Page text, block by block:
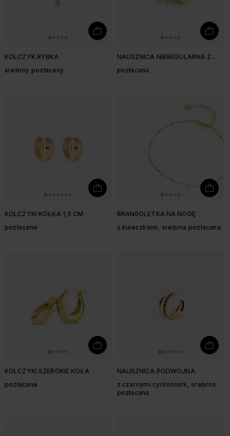
KOLCZYK RYBKA
srebrny pozłacany
NAUSZNICA NIEREGULARNA Z
UCHO
pozłacana
KOLCZYKI KÓŁKA 1,5 CM
pozłacane
BRANSOLETKA NA NOGĘ
z kuleczkami, srebrna pozłacana
KOLCZYKI SZEROKIE KOŁA
pozłacane
NAUSZNICA PODWÓJNA
z czarnymi cyrkoniami, srebrna
pozłacana